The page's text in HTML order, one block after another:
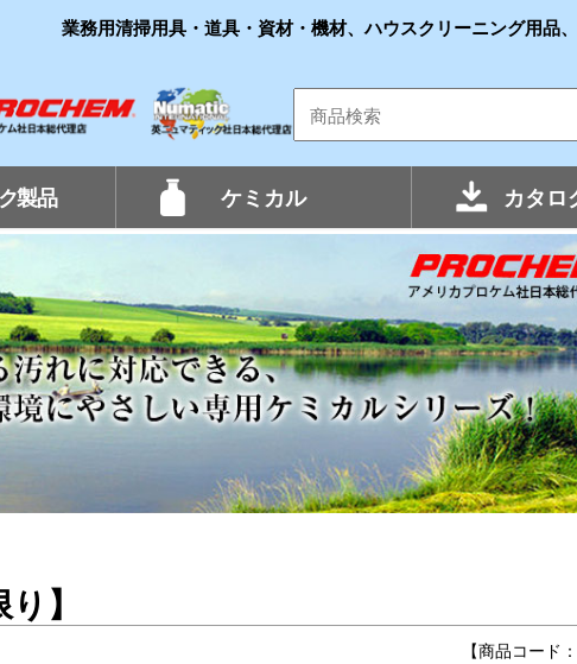
業務用清掃用具・道具・資材・機材、ハウスクリーニング用品
製品 ケミカル カタロ
】
【商品コード